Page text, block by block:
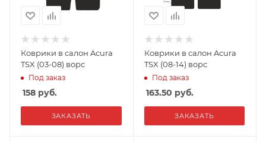
Коврики в салон Acura
TSX (03-08) ворс
Под заказ
158 руб.
ЗАКАЗАТЬ
Коврики в салон Acura
TSX (08-14) ворс
Под заказ
163.50 руб.
ЗАКАЗАТЬ